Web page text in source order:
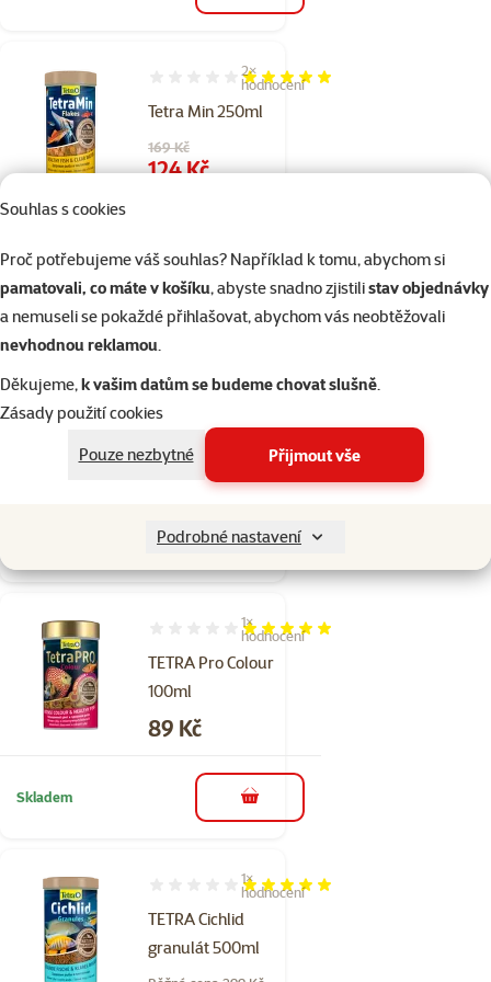
Souhlas s cookies
Proč potřebujeme váš souhlas? Například k tomu, abychom si
pamatovali, co máte v košíku, abyste snadno zjistilistav objednávky
a nemuseli se pokaždé přihlašovat, abychom vás neobtěžovali
nevhodnou reklamou.
Děkujeme,k vašim datům se budeme chovat slušně.
Zásady použití cookies
Pouze nezbytné
Přijmout vše
Podrobné nastavení
Tetra Min 250ml
Hodnocení 100%, počet hodnocení: 2
2×
hodnocení
Původní cena
169 Kč
Cena
124 Kč
👍 TOP cena
Skladem do košíku
TETRA Min Granules
sáček 12g
Hodnocení 100%, počet hodnocení: 1
hodnocení
Cena
39 Kč
do košíku
TETRA Pro Colour
100ml
Hodnocení 100%, počet hodnocení: 1
1×
hodnocení
Cena
89 Kč
Skladem do košíku
TETRA Cichlid
granulát 500ml
Hodnocení 100%, počet hodnocení: 1
1×
hodnocení